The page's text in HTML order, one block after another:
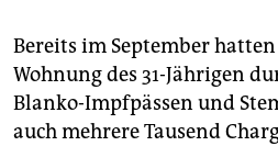
Bereits im September
Wohnung des 31-Jährigen
Blanko-Impfpässen und
auch mehrere Tausend